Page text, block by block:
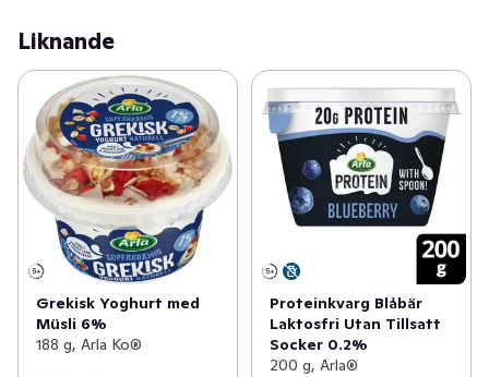
äta i farten. Innehåller 16g protein/förpackning. Den
blågula mjölkkannan garanterar 100 procent svensk
mjölk.
Liknande
Grekisk Yoghurt med
Müsli 6%
188 g, Arla Ko®
Proteinkvarg Blåbär
Laktosfri Utan Tillsatt
Socker 0.2%
200 g, Arla®